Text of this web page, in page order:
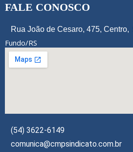
FALE CONOSCO
Rua João de Cesaro, 475, Centro,
Fundo/RS
(54) 3622-6149
comunica@cmpsindicato.com.br